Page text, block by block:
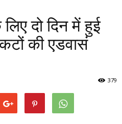
दो दिन में हुई
की एडवासं
379